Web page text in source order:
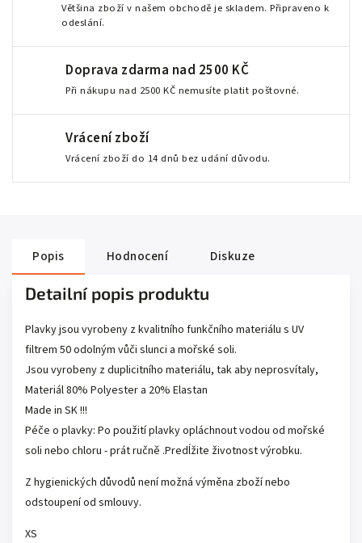
Většina zboží v našem obchodě je skladem. Připraveno k
odeslání.
Doprava zdarma nad 2500 KČ
Při nákupu nad 2500 KČ nemusíte platit poštovné.
Vrácení zboží
Vrácení zboží do 14 dnů bez udání důvodu.
Popis Hodnocení Diskuze
Detailní popis produktu
Plavky jsou vyrobeny z kvalitního funkčního materiálu s UV
filtrem 50 odolným vůči slunci a mořské soli.
Jsou vyrobeny z duplicitního materiálu, tak aby neprosvítaly,
Materiál 80% Polyester a 20% Elastan
Made in SK !!!
Péče o plavky: Po použití plavky opláchnout vodou od mořské
soli nebo chloru - prát ručně .Predĺžite životnost výrobku.
Z hygienických důvodů není možná výměna zboží nebo
odstoupení od smlouvy.
XS